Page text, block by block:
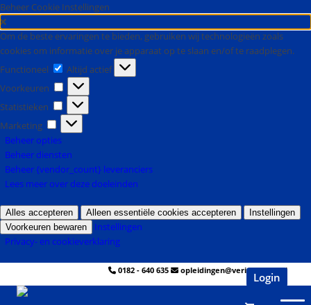
Beheer Cookie Instellingen
Om de beste ervaringen te bieden, gebruiken wij technologieën zoals
cookies om informatie over je apparaat op te slaan en/of te raadplegen.
Functioneel
Altijd actief
Voorkeuren
Statistieken
Marketing
Beheer opties
Beheer diensten
Beheer {vendor_count} leveranciers
Lees meer over deze doeleinden
Alles accepteren Alleen essentiële cookies accepteren
Instellingen
Voorkeuren bewaren
Instellingen
Privacy- en cookieverklaring
0182 - 640 635 opleidingen@veringmeier.nl
Login